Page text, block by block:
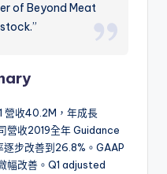
of Beyond Meat
營收40.2M，年成長
營收2019全年 Guidance
逐步改善到26.8%。GAAP
改善。Q1 adjusted